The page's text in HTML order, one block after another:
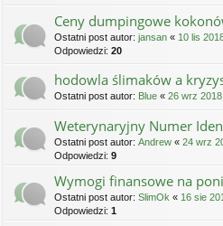
Ceny dumpingowe
Ostatni post autor: jansan « 10 lis
Odpowiedzi: 20
hodowla ślimaków a
Ostatni post autor: Blue « 26 wrz
Weterynaryjny Numer
Ostatni post autor: Andrew « 24 wrz
Odpowiedzi: 9
Wymogi finansowe na
Ostatni post autor: SlimOk « 16 sie
Odpowiedzi: 1